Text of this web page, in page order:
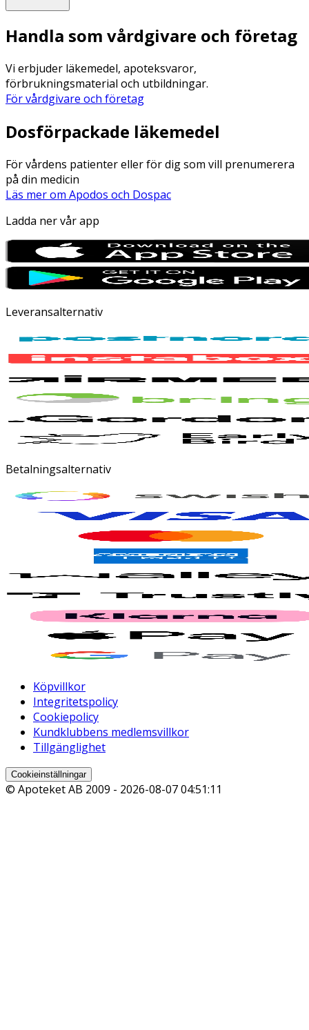
Handla som vårdgivare och företag
Vi erbjuder läkemedel, apoteksvaror,
förbrukningsmaterial och utbildningar.
För vårdgivare och företag
Dosförpackade läkemedel
För vårdens patienter eller för dig som vill prenumerera
på din medicin
Läs mer om Apodos och Dospac
Ladda ner vår app
Leveransalternativ
Betalningsalternativ
Köpvillkor
Integritetspolicy
Cookiepolicy
Kundklubbens medlemsvillkor
Tillgänglighet
Cookieinställningar
© Apoteket AB 2009 - 2026-08-07 04:51:11